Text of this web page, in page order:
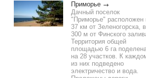
Приморье
Дачный поселок
"Приморье" расположен
37 км от Зеленогорска, в
300 м от Финского
Территория общей
площадью 6 га
на 28 участков. К
из них подведено
электричество и вода.